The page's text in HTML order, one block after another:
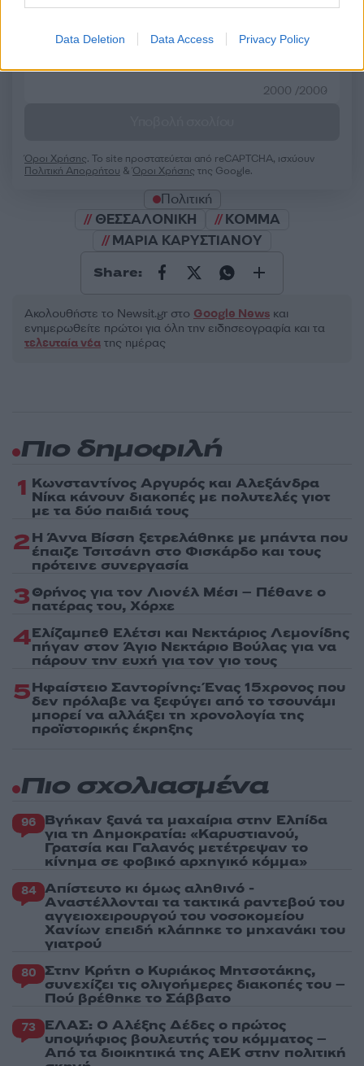
Data Deletion Data Access Privacy Policy
2000 /2000
Όροι Χρήσης. Το site προστατεύεται από reCAPTCHA, ισχύουν
Πολιτική Απορρήτου &Όροι Χρήσης της Google.
Πολιτική
ΘΕΣΣΑΛΟΝΙΚΗ
ΚΟΜΜΑ
ΜΑΡΙΑ ΚΑΡΥΣΤΙΑΝΟΥ
Share:
Ακολουθήστε το Νewsit.gr στο Google News και
ενημερωθείτε πρώτοι για όλη την ειδησεογραφία και τα
τελευταία νέα της ημέρας
Πιο δημοφιλή
1 Κωνσταντίνος Αργυρός και Αλεξάνδρα
Νίκα κάνουν διακοπές με πολυτελές γιοτ
με τα δύο παιδιά τους
2Η Άννα Βίσση ξετρελάθηκε με μπάντα που
έπαιζε Τσιτσάνη στο Φισκάρδο και τους
πρότεινε συνεργασία
3Θρήνος για τον Λιονέλ Μέσι – Πέθανε ο
πατέρας του, Χόρχε
4Ελίζαμπεθ Ελέτσι και Νεκτάριος Λεμονίδης
πήγαν στον Άγιο Νεκτάριο Βούλας για να
πάρουν την ευχή για τον γιο τους
5Ηφαίστειο Σαντορίνης: Ένας 15χρονος που
δεν πρόλαβε να ξεφύγει από το τσουνάμι
μπορεί να αλλάξει τη χρονολογία της
προϊστορικής έκρηξης
Πιο σχολιασμένα
96 Βγήκαν ξανά τα μαχαίρια στην Ελπίδα
για τη Δημοκρατία: «Καρυστιανού,
Γρατσία και Γαλανός μετέτρεψαν το
κίνημα σε φοβικό αρχηγικό κόμμα»
84 Απίστευτο κι όμως αληθινό -
Aναστέλλονται τα τακτικά ραντεβού του
αγγειοχειρουργού του νοσοκομείου
Χανίων επειδή κλάπηκε το μηχανάκι του
γιατρού
80 Στην Κρήτη ο Κυριάκος Μητσοτάκης,
συνεχίζει τις ολιγοήμερες διακοπές του –
Πού βρέθηκε το Σάββατο
73 ΕΛΑΣ: Ο Αλέξης Δέδες ο πρώτος
υποψήφιος βουλευτής του κόμματος –
Από τα διοικητικά της ΑΕΚ στην πολιτική